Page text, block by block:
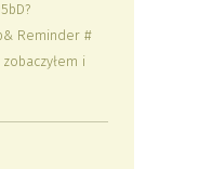
Reminder #
i